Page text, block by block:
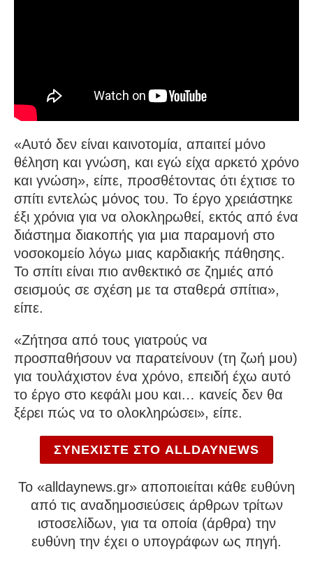
«Αυτό δεν είναι καινοτομία, απαιτεί μόνο
θέληση και γνώση, και εγώ είχα αρκετό χρόνο
και γνώση», είπε, προσθέτοντας ότι έχτισε το
σπίτι εντελώς μόνος του. Το έργο χρειάστηκε
έξι χρόνια για να ολοκληρωθεί, εκτός από ένα
διάστημα διακοπής για μια παραμονή στο
νοσοκομείο λόγω μιας καρδιακής πάθησης.
Το σπίτι είναι πιο ανθεκτικό σε ζημιές από
σεισμούς σε σχέση με τα σταθερά σπίτια»,
είπε.
«Ζήτησα από τους γιατρούς να
προσπαθήσουν να παρατείνουν (τη ζωή μου)
για τουλάχιστον ένα χρόνο, επειδή έχω αυτό
το έργο στο κεφάλι μου και… κανείς δεν θα
ξέρει πώς να το ολοκληρώσει», είπε.
ΣΥΝΕΧΙΣΤΕ ΣΤΟ ALLDAYNEWS
To «alldaynews.gr» αποποιείται κάθε ευθύνη
από τις αναδημοσιεύσεις άρθρων τρίτων
ιστοσελίδων, για τα οποία (άρθρα) την
ευθύνη την έχει ο υπογράφων ως πηγή.